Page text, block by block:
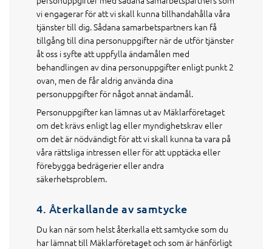
vi engagerar för att vi skall kunna tillhandahålla våra
tjänster till dig. Sådana samarbetspartners kan få
tillgång till dina personuppgifter när de utför tjänster
åt oss i syfte att uppfylla ändamålen med
behandlingen av dina personuppgifter enligt punkt 2
ovan, men de får aldrig använda dina
personuppgifter för något annat ändamål.
Personuppgifter kan lämnas ut av Mäklarföretaget
om det krävs enligt lag eller myndighetskrav eller
om det är nödvändigt för att vi skall kunna ta vara på
våra rättsliga intressen eller för att upptäcka eller
förebygga bedrägerier eller andra
säkerhetsproblem.
4. Återkallande av samtycke
Du kan när som helst återkalla ett samtycke som du
har lämnat till Mäklarföretaget och som är hänförligt